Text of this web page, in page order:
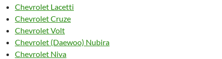
Chevrolet Lacetti
Chevrolet Cruze
Chevrolet Volt
Chevrolet (Daewoo) Nubira
Chevrolet Niva